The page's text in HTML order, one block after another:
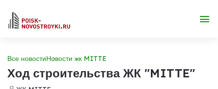
Все новостиНовости жк MITTE
Ход строительства ЖК "MITTE"